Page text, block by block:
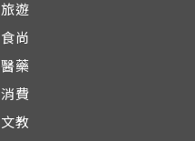
旅遊
食尚
醫藥
消費
文教